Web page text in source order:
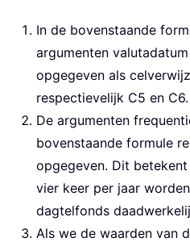
In de bovenstaande
argumenten
opgegeven als
respectievelijk C5 en C6.
De argumenten
bovenstaande formule
opgegeven. Dit
vier keer per jaar
dagtelfonds
Als we de waarden van